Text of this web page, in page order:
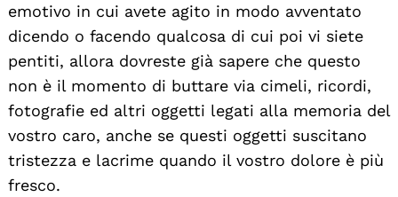
emotivo in cui avete agito in modo avventato
dicendo o facendo qualcosa di cui poi vi siete
pentiti, allora dovreste già sapere che questo
non è il momento di buttare via cimeli, ricordi,
fotografie ed altri oggetti legati alla memoria del
vostro caro, anche se questi oggetti suscitano
tristezza e lacrime quando il vostro dolore è più
fresco.